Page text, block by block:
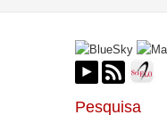
Pesquisa